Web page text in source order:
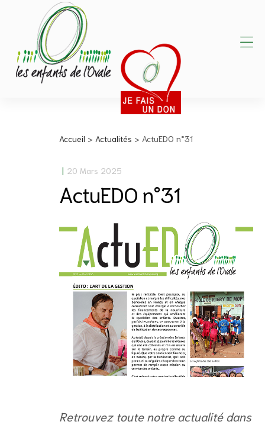
Accueil > Actualités > ActuEDO n°31
20 Mars 2025
ActuEDO n°31
Retrouvez toute notre actualité dans